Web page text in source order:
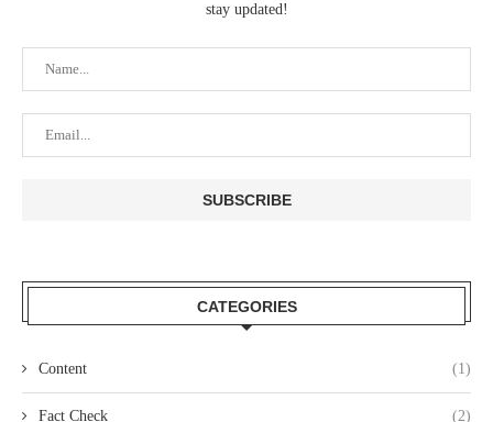
stay updated!
CATEGORIES
Content (1)
Fact Check (2)